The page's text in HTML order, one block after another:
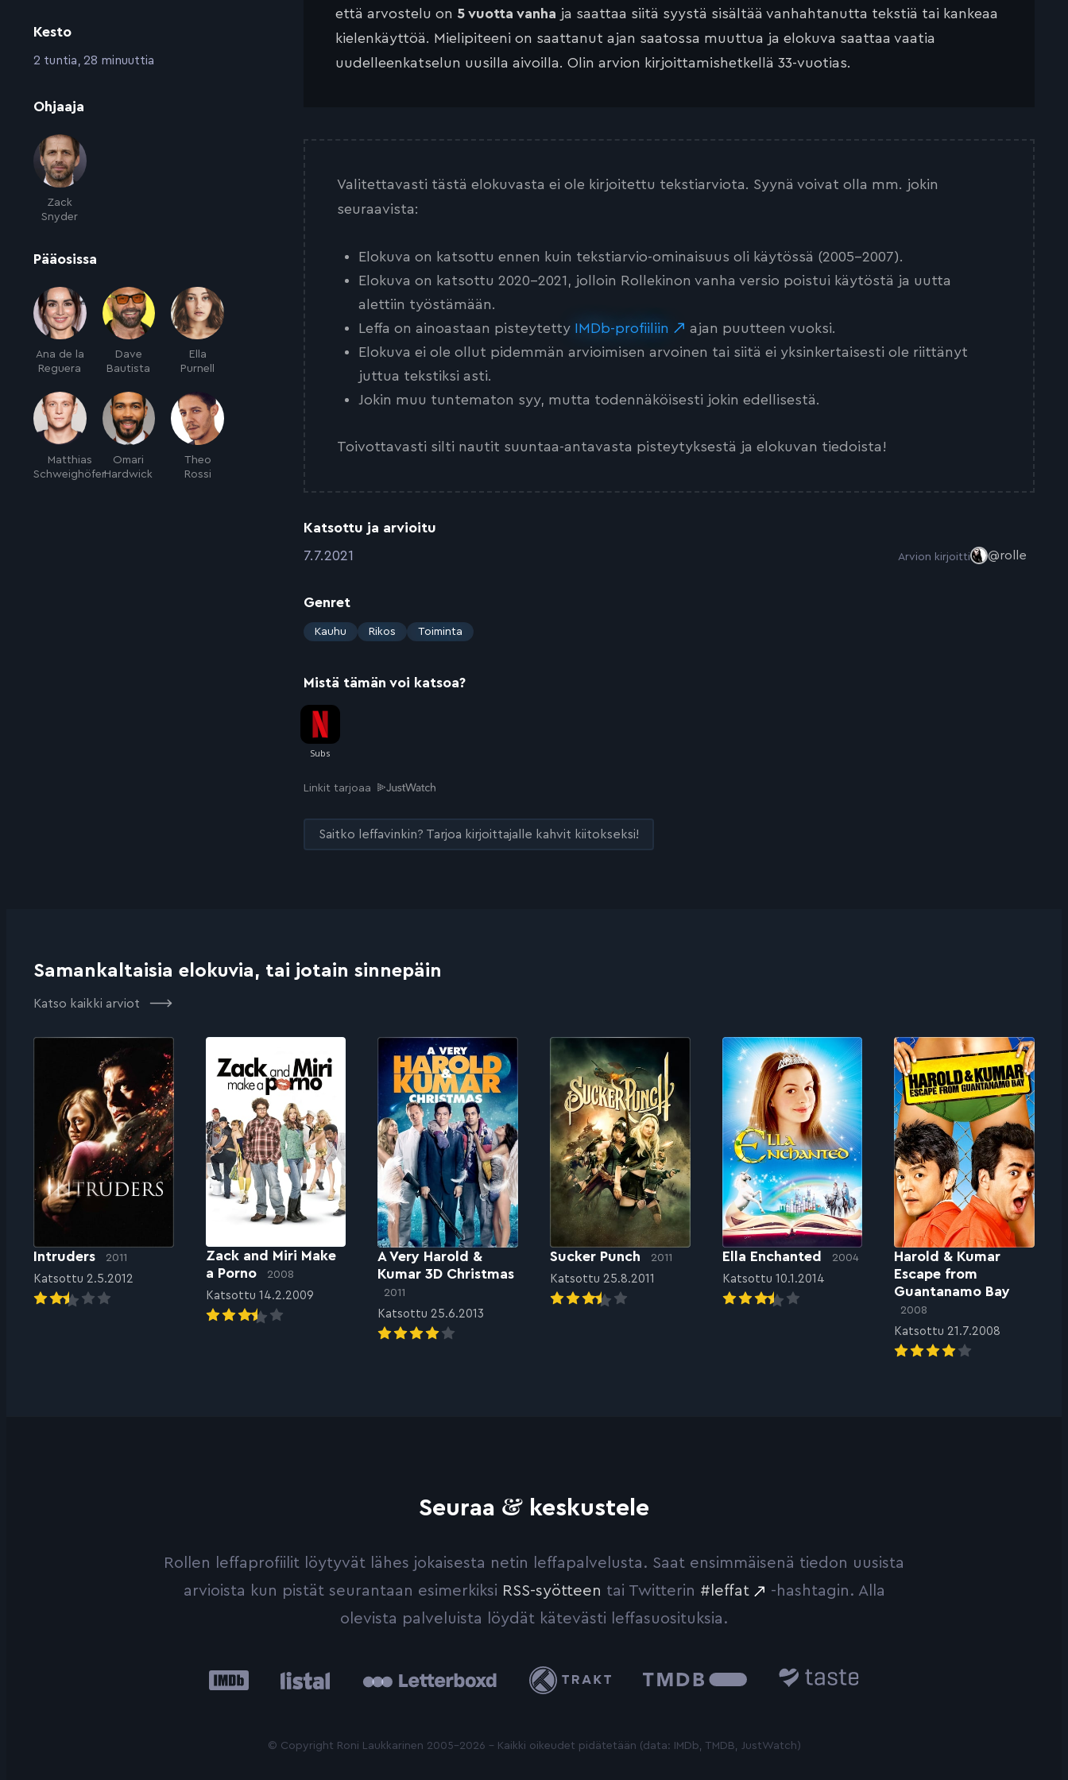
Kesto
:2 tuntia, 28 minuuttia
Ohjaaja
Zack
Snyder
Pääosissa
Ana de la
Reguera
Dave
Bautista
Ella
Purnell
Matthias
Schweighöfer
Omari
Hardwick
Theo
Rossi
että arvostelu on 5 vuotta vanha ja saattaa siitä syystä sisältää vanhahtanutta tekstiä tai kankeaa
kielenkäyttöä. Mielipiteeni on saattanut ajan saatossa muuttua ja elokuva saattaa vaatia
uudelleenkatselun uusilla aivoilla. Olin arvion kirjoittamishetkellä 33-vuotias.
Valitettavasti tästä elokuvasta ei ole kirjoitettu tekstiarviota. Syynä voivat olla mm. jokin
seuraavista:
Elokuva on katsottu ennen kuin tekstiarvio-ominaisuus oli käytössä (2005-2007).
Elokuva on katsottu 2020-2021, jolloin Rollekinon vanha versio poistui käytöstä ja uutta
alettiin työstämään.
Leffa on ainoastaan pisteytetty IMDb-profiiliin
ajan puutteen vuoksi.
Elokuva ei ole ollut pidemmän arvioimisen arvoinen tai siitä ei yksinkertaisesti ole riittänyt
juttua tekstiksi asti.
Jokin muu tuntematon syy, mutta todennäköisesti jokin edellisestä.
Toivottavasti silti nautit suuntaa-antavasta pisteytyksestä ja elokuvan tiedoista!
Katsottu ja arvioitu
:7.7.2021 Arvion kirjoitti @rolle
Genret
:
Kauhu Rikos Toiminta
Mistä tämän voi katsoa?
Linkit tarjoaa
Saitko leffavinkin? Tarjoa kirjoittajalle kahvit kiitokseksi!
Samankaltaisia elokuvia, tai jotain sinnepäin
Katso kaikki arviot
Intruders 2011
Katsottu 2.5.2012
Zack and Miri Make
a Porno
2008
Katsottu 14.2.2009
A Very Harold &
Kumar 3D Christmas
2011
Katsottu 25.6.2013
Sucker Punch 2011
Katsottu 25.8.2011
Ella Enchanted 2004
Katsottu 10.1.2014
Harold & Kumar
Escape from
Guantanamo Bay
2008
Katsottu 21.7.2008
Seuraa & keskustele
Rollen leffaprofiilit löytyvät lähes jokaisesta netin leffapalvelusta. Saat ensimmäisenä tiedon uusista
arvioista kun pistät seurantaan esimerkiksi RSS-syötteen tai Twitterin #leffat
-hashtagin. Alla
olevista palveluista löydät kätevästi leffasuosituksia.
IMDb Trakt
Database
© Copyright Roni Laukkarinen 2005-2026 - Kaikki oikeudet pidätetään (data: IMDb, TMDB, JustWatch)